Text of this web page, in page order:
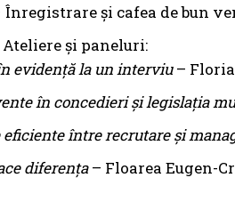
Înregistrare și cafea de bun
Ateliere și paneluri:
evidență la un interviu–
în concedieri și legislația
între recrutare și
diferența– Floarea Eugen-